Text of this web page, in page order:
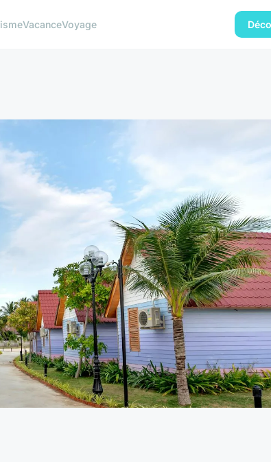
VacanceVoyage